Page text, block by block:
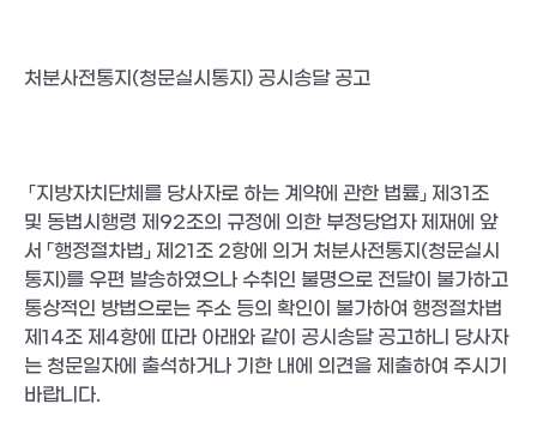
처분사전통지(청문실시통지) 공시송달 공고
및 동법시행령 제92조의 규정에 의한 부정당업자 제재에 앞
서 「행정절차법」 제21조 2항에 의거 처분사전통지(청문실시
통지)를 우편 발송하였으나 수취인 불명으로 전달이 불가하고
통상적인 방법으로는 주소 등의 확인이 불가하여 행정절차법
제14조 제4항에 따라 아래와 같이 공시송달 공고하니 당사자
는 청문일자에 출석하거나 기한 내에 의견을 제출하여 주시기
바랍니다.